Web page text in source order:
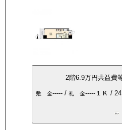
2階6.9万円共益費
敷 金-----/ 礼 金-----１Ｋ /
敷礼0